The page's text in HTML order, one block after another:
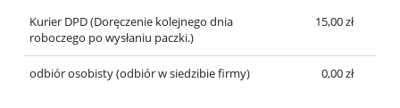
Kurier DPD(Doręczenie kolejnego dnia
roboczego po wysłaniu paczki.)
15,00 zł
odbiór osobisty(odbiór w siedzibie firmy) 0,00 zł